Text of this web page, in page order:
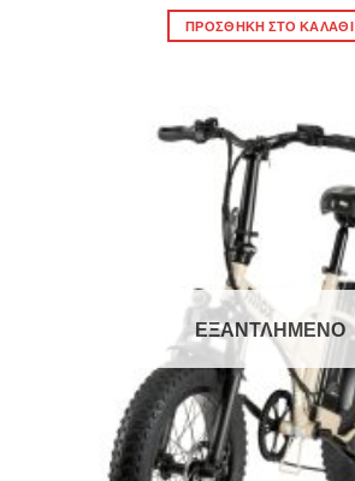
ΠΡΟΣΘΉΚΗ ΣΤΟ ΚΑΛΆΘΙ
ΕΞΑΝΤΛΗΜΈΝΟ